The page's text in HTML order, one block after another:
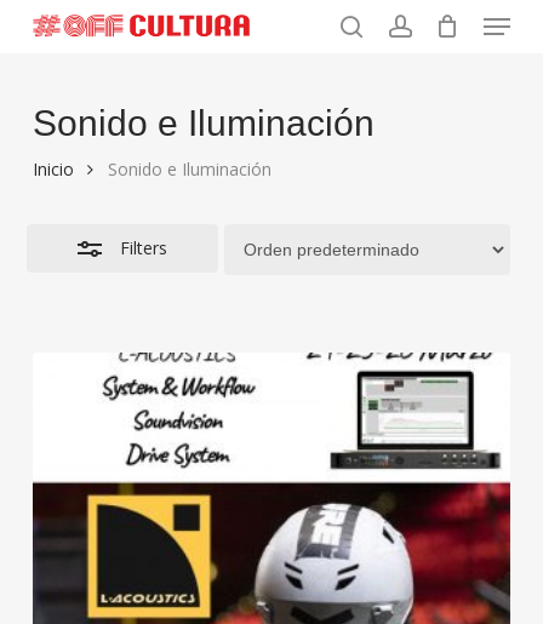
content
Menu
Sonido e Iluminación
Inicio Sonido e Iluminación
Filters